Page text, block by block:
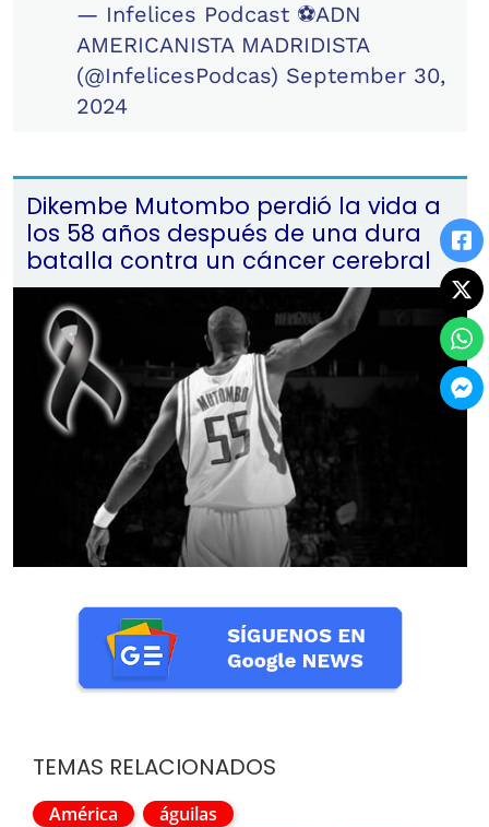
— Infelices Podcast ⚽ADN
AMERICANISTA MADRIDISTA
(@InfelicesPodcas) September 30,
2024
Dikembe Mutombo perdió la vida a
los 58 años después de una dura
batalla contra un cáncer cerebral
TEMAS RELACIONADOS
América
águilas